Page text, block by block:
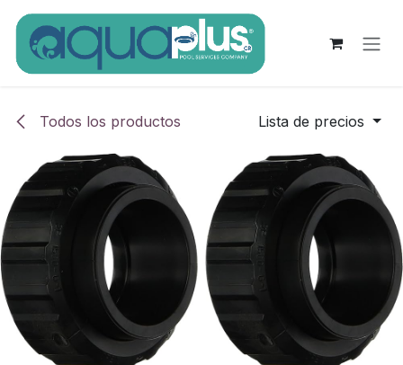
Ir al contenido
Todos los productos Lista de precios